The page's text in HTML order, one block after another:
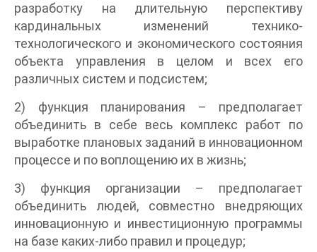
разработку на длительную перспективу
кардинальных изменений технико-
технологического и экономического состояния
объекта управления в целом и всех его
различных систем и подсистем;
2) функция планирования – предполагает
объединить в себе весь комплекс работ по
выработке плановых заданий в инновационном
процессе и по воплощению их в жизнь;
3) функция организации – предполагает
объединить людей, совместно внедряющих
инновационную и инвестиционную программы
на базе каких-либо правил и процедур;